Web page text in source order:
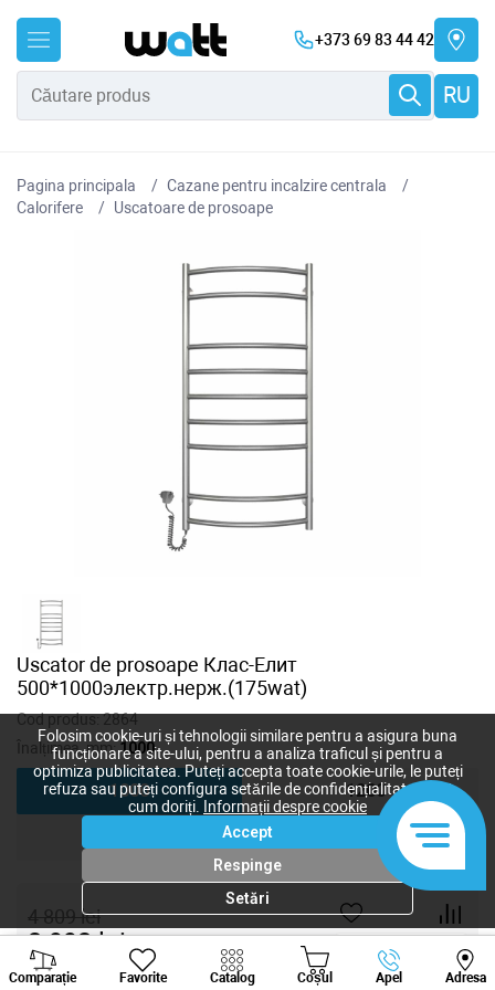
+373 69 83 44 42
RU
Pagina principala
Cazane pentru incalzire centrala
Сalorifere
Uscatoare de prosoape
Uscator de prosoape Клас-Елит
500*1000электр.нерж.(175wat)
Cod produs:2864
Înalțimea, mm:1000
1000 1200
4 809lei
3 993lei
Comparație Favorite Catalog Coșul Apel Adresa
Viber Whatsapp
Folosim cookie-uri și tehnologii similare pentru a asigura buna
funcționare a site-ului, pentru a analiza traficul și pentru a
optimiza publicitatea. Puteți accepta toate cookie-urile, le puteți
refuza sau puteți configura setările de confidențialitate după
cum doriți.
Informații despre cookie
Accept
Respinge
Setări